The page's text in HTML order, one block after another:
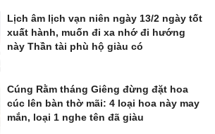
Lịch âm lịch vạn niên ngày 13/2 ngày tốt
xuất hành, muốn đi xa nhớ đi hướng
này Thần tài phù hộ giàu có
Cúng Rằm tháng Giêng đừng đặt hoa
cúc lên bàn thờ mãi: 4 loại hoa này may
mắn, loại 1 nghe tên đã giàu